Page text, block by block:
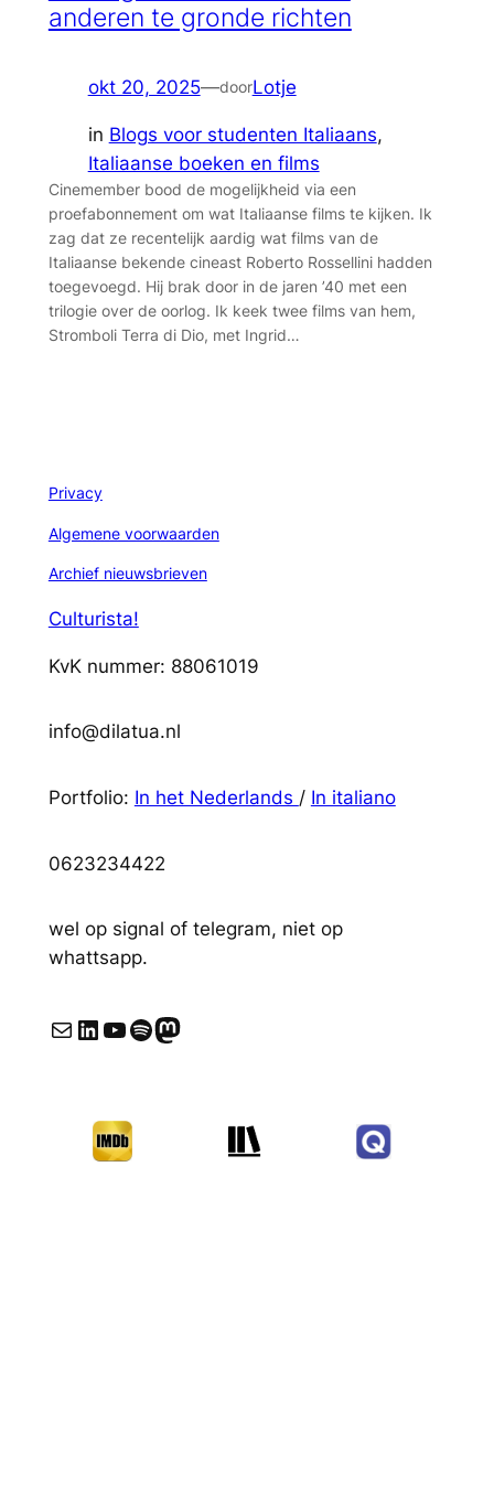
anderen te gronde richten
okt 20, 2025—doorLotje
in Blogs voor studenten Italiaans
Italiaanse boeken en films
Cinemember bood de mogelijkheid via een
proefabonnement om wat Italiaanse films te kijken. Ik
zag dat ze recentelijk aardig wat films van de
Italiaanse bekende cineast Roberto Rossellini hadden
toegevoegd. Hij brak door in de jaren ’40 met een
trilogie over de oorlog. Ik keek twee films van hem,
Stromboli Terra di Dio, met Ingrid…
Privacy
Algemene voorwaarden
Archief nieuwsbrieven
Culturista!
KvK nummer: 88061019
info@dilatua.nl
Portfolio: In het Nederlands / In italiano
0623234422
wel op signal of telegram, niet op
whattsapp.
E-mail LinkedIn YouTube Spotify Mastodon